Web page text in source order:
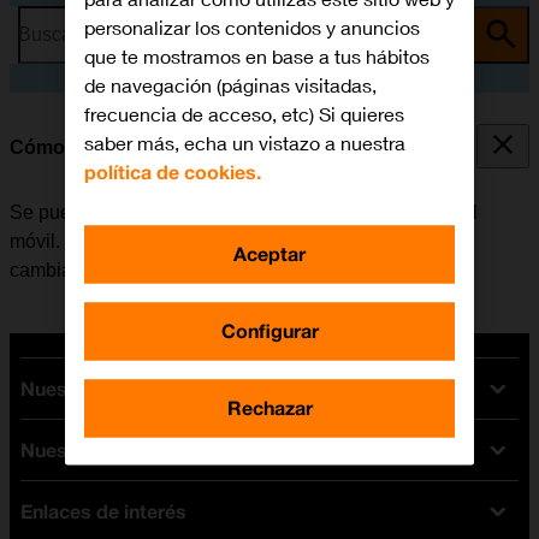
Busca por problema o tema
Cómo copiar contactos entre la SIM y el móvil
Se pueden copiar los contactos entre la tarjeta SIM y el
móvil. De esta manera se evita perder los contactos al
cambiar de tarjeta SIM o de móvil.
Nuestras tarifas
Tarifas Orange
Tarifas fibra y móvil
Tarifas móviles
Nuestros dispositivos
Ofertas en móviles
Enlaces de interés
personalizar los contenidos y anuncios
que te mostramos en base a tus hábitos
de navegación (páginas visitadas,
frecuencia de acceso, etc) Si quieres
saber más, echa un vistazo a nuestra
política de cookies.
Configurar
Rechazar
Aceptar